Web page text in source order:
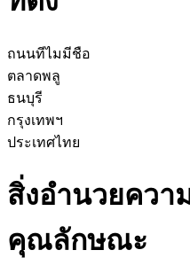
ถนนทีไมมีชือ
ตลาดพลู
ธนบุรี
กรุงเทพฯ
ประเทศไทย
สิ่งอำนวยควา
คุณลักษณะ